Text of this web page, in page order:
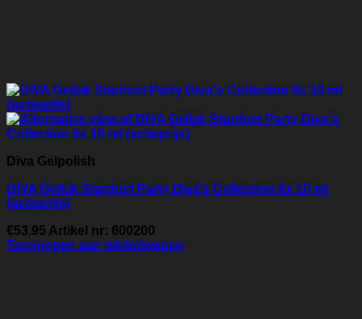
Diva Gelpolish
DIVA Gellak Stardust Party Diva’s Collection 6x 10 ml
(actieprijs)
€53.95 Artikel nr: 600200
Toevoegen aan winkelwagen